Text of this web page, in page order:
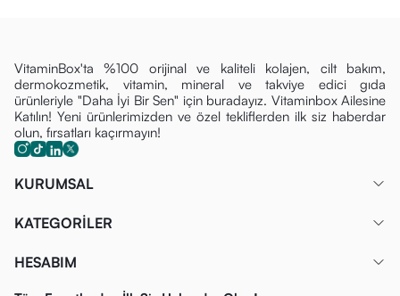
VitaminBox'ta %100 orijinal ve kaliteli kolajen, cilt bakım,
dermokozmetik, vitamin, mineral ve takviye edici gıda
ürünleriyle "Daha İyi Bir Sen" için buradayız. Vitaminbox Ailesine
Katılın! Yeni ürünlerimizden ve özel tekliflerden ilk siz haberdar
olun, fırsatları kaçırmayın!
KURUMSAL
KATEGORİLER
HESABIM